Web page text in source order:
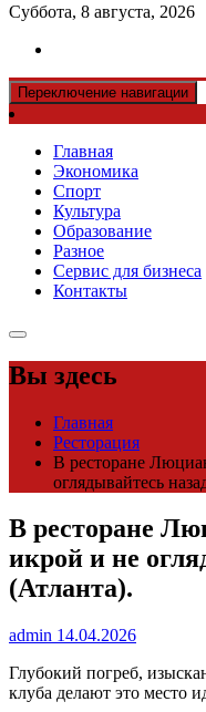
Суббота, 8 августа, 2026
Переключение навигации
Главная
Экономика
Спорт
Культура
Образование
Разное
Сервис для бизнеса
Контакты
Вы здесь
Главная
Ресторация
В ресторане
оглядывайтесь
В ресторане
икрой и не
(Атланта).
admin 14.04.2026
Глубокий погреб,
клуба делают это место